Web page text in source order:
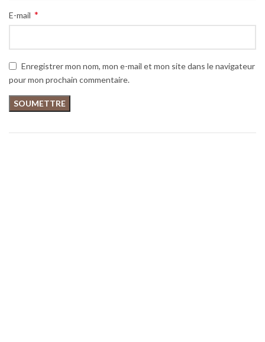
E-mail *
Enregistrer mon nom, mon e-mail et mon site dans le navigateur
pour mon prochain commentaire.